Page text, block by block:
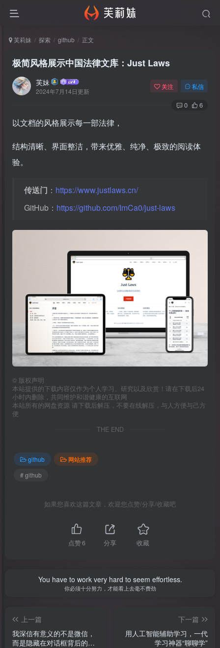
芙莉妹 探索 github 正文
极简风格展示中国法律文库：Just Laws
芙妹
2024年7月14日更新
关注 私信
0 6
以文档的风格展示每一部法律，
结构清晰、界面整洁，带来优雅、纯净、极致的阅读体
验。
传送门 ： https://www.justlaws.cn/
GitHub： https://github.com/ImCa0/just-laws
© 版权声明
本站提供的下载内容仅作为个人学习、研究以及欣赏！请在下载后24
小时内删除，共同维护和谐健康的互联网
本站所有的网盘资源 请下载后解压，不要在线解压，与人方便与己方
便
THE END
github
网站推荐
# github
如果您喜欢这篇文章，欢迎您点赞/分享/收藏吧
点赞6 分享 收藏
You have to work very hard to seem effortless.
你必须十分努力，才能看上去毫不费劲
上一篇
我深信有意义的不是微信，
而是隐藏在对话框背后的一
下一篇
用人工智能辅助学习，一代
学习神器“聊聊学”